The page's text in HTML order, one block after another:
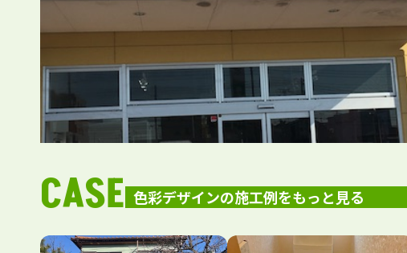
色彩デザインの施工例をもっと見る
CASE